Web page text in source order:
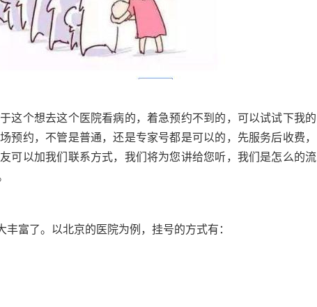
这个想去这个医院看病的，着急预约不到的，可以试试下我的
预约，不管是普通，还是专家号都是可以的，先服务后收费，
可以加我们联系方式，我们将为您讲给您听，我们是怎么的流
富了。以北京的医院为例，挂号的方式有：